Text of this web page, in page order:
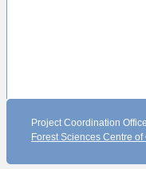
Project Coordination
Forest Sciences Centre of